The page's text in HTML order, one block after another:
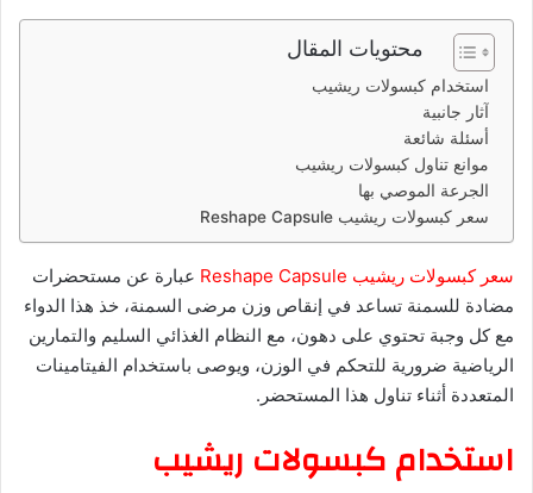
محتويات المقال
استخدام كبسولات ريشيب
آثار جانبية
أسئلة شائعة
موانع تناول كبسولات ريشيب
الجرعة الموصي بها
سعر كبسولات ريشيب Reshape Capsule
سعر كبسولات ريشيب Reshape Capsule عبارة عن مستحضرات
مضادة للسمنة تساعد في إنقاص وزن مرضى السمنة، خذ هذا الدواء
مع كل وجبة تحتوي على دهون، مع النظام الغذائي السليم والتمارين
الرياضية ضرورية للتحكم في الوزن، ويوصى باستخدام الفيتامينات
المتعددة أثناء تناول هذا المستحضر.
استخدام كبسولات ريشيب